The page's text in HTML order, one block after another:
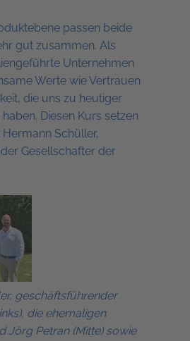
passen beide
gut zusammen. Als
Unternehmen
Werte wie Vertrauen
die uns zu heutiger
Diesen Kurs setzen
Schüller,
Gesellschafter der
geschäftsführender
die ehemaligen
Jörg Petran (Mitte) sowie